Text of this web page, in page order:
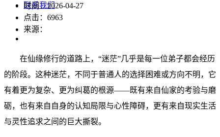
联系我们
时间：2026-04-27
点击： 6963
来源：
在仙缘修行的道路上，“迷茫”几乎是每一位弟子都会经历
的阶段。这种迷茫，不同于普通人的选择困难或方向不明，它
有着更为复杂、更为纠葛的根源——既有来自仙家的考验与磨
砺，也有来自自身的认知局限与心性障碍，更有来自现实生活
与灵性追求之间的巨大撕裂。